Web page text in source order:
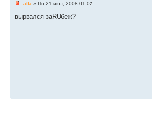
alfa » Пн 21 июл, 2008 01:02
вырвался заRUбеж?